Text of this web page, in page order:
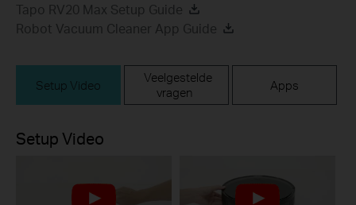
Tapo RV20 Max Setup Guide
Robot Vacuum Cleaner App Guide
Setup Video
Veelgestelde
vragen
Apps
Setup Video